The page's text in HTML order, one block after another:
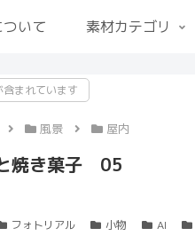
いて 素材カテゴリ
まれています
風景 屋内
焼き菓子 05
フォトリアル 小物 AI